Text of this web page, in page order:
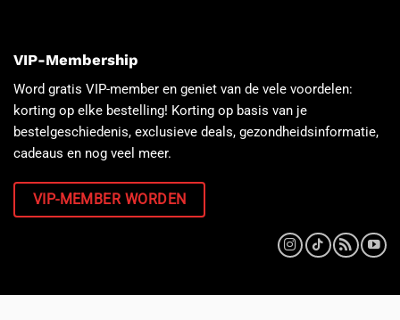
VIP-Membership
Word gratis VIP-member en geniet van de vele voordelen:
korting op elke bestelling! Korting op basis van je
bestelgeschiedenis, exclusieve deals, gezondheidsinformatie,
cadeaus en nog veel meer.
VIP-MEMBER WORDEN